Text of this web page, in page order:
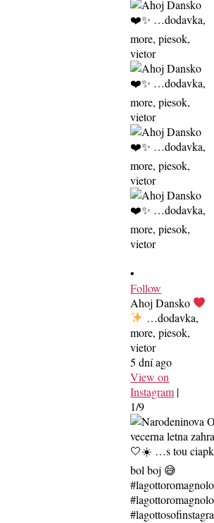
•
Follow
Ahoj Dansko
…dodavka,
more, piesok,
vietor
5 dní ago
View on
Instagram |
1/9